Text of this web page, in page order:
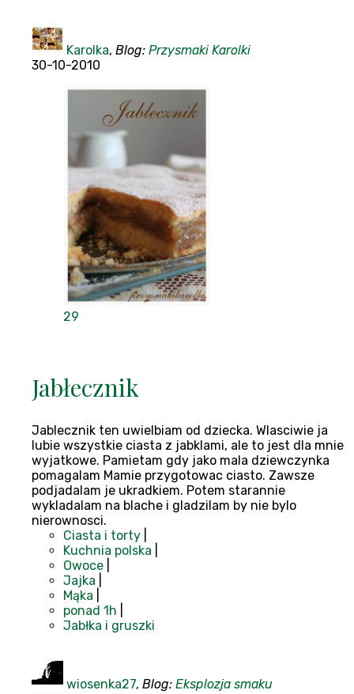
Karolka, Blog: Przysmaki Karolki
30-10-2010
29
Jabłecznik
Jablecznik ten uwielbiam od dziecka. Wlasciwie ja
lubie wszystkie ciasta z jabklami, ale to jest dla mnie
wyjatkowe. Pamietam gdy jako mala dziewczynka
pomagalam Mamie przygotowac ciasto. Zawsze
podjadalam je ukradkiem. Potem starannie
wykladalam na blache i gladzilam by nie bylo
nierownosci.
Ciasta i torty
Kuchnia polska
Owoce
Jajka
Mąka
ponad 1h
Jabłka i gruszki
wiosenka27, Blog: Eksplozja smaku